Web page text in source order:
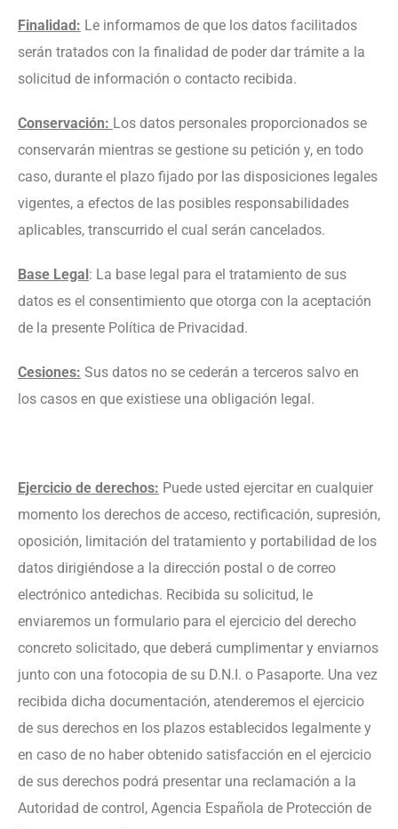
DIVORCIOS
REGÍMENES
MATRIMONIALES
PROCEDIMIENTOS
DE MODIFICACIÓN
DE MEDIDAS
ABOGADOS
CONVENIOS
CONTENCIOSO
ADMINISTRATIVO
EJECUCIONES
HIPOTECARIAS
CLAÚSULAS
ABUSIVAS
Finalidad: Le informamos de que los datos facilitados
serán tratados con la finalidad de poder dar trámite a la
solicitud de información o contacto recibida.
Conservación: Los datos personales proporcionados se
conservarán mientras se gestione su petición y, en todo
caso, durante el plazo fijado por las disposiciones legales
vigentes, a efectos de las posibles responsabilidades
aplicables, transcurrido el cual serán cancelados.
Base Legal: La base legal para el tratamiento de sus
datos es el consentimiento que otorga con la aceptación
de la presente Política de Privacidad.
Cesiones: Sus datos no se cederán a terceros salvo en
los casos en que existiese una obligación legal.
Ejercicio de derechos: Puede usted ejercitar en cualquier
momento los derechos de acceso, rectificación, supresión,
oposición, limitación del tratamiento y portabilidad de los
datos dirigiéndose a la dirección postal o de correo
electrónico antedichas. Recibida su solicitud, le
enviaremos un formulario para el ejercicio del derecho
concreto solicitado, que deberá cumplimentar y enviarnos
junto con una fotocopia de su D.N.I. o Pasaporte. Una vez
recibida dicha documentación, atenderemos el ejercicio
de sus derechos en los plazos establecidos legalmente y
en caso de no haber obtenido satisfacción en el ejercicio
de sus derechos podrá presentar una reclamación a la
Autoridad de control, Agencia Española de Protección de